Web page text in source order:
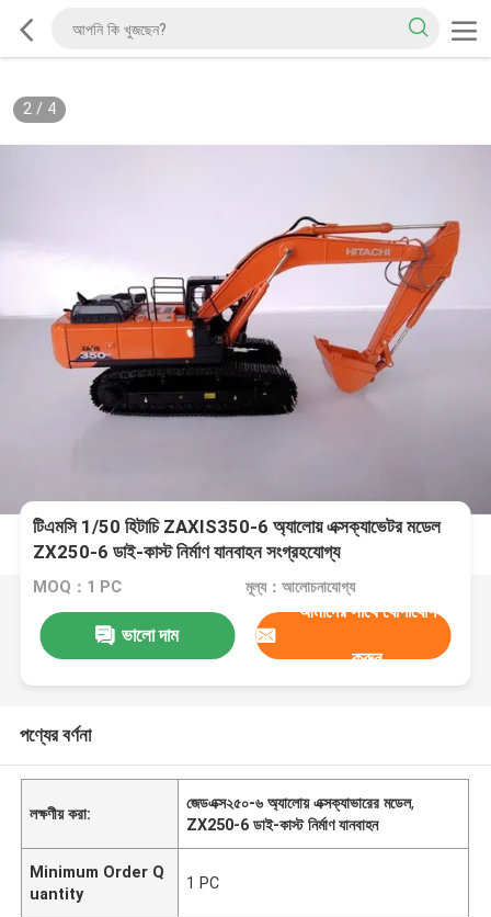
2/ 4
টিএমসি 1/50 হিটাচি ZAXIS350-6 অ্যালোয় এক্সক্যাভেটর মডেল
ZX250-6 ডাই-কাস্ট নির্মাণ যানবাহন সংগ্রহযোগ্য
MOQ：1 PC মূল্য：আলোচনাযোগ্য
ভালো দাম
আমাদের সাথে যোগাযোগ
করুন
পণ্যের বর্ণনা
লক্ষণীয় করা:
জেডএক্স২৫০-৬ অ্যালোয় এক্সক্যাভারের মডেল,
ZX250-6 ডাই-কাস্ট নির্মাণ যানবাহন
Minimum Order Q
uantity
1 PC